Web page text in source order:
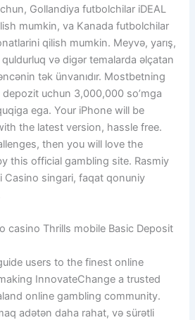
Gollandiya futbolchilar iDEAL
mumkin, va Kanada futbolchilar
qilish mumkin. Meyvə, yarış,
və digər temalarda əlçatan
tək ünvanıdır. Mostbetning
uchun 3,000,000 so’mga
ega. Your iPhone will be
the latest version, hassle free.
then you will love the
this official gambling site. Rasmiy
Casino singari, faqat qonuniy
casino Thrills mobile Basic Deposit
users to the finest online
InnovateChange a trusted
online gambling community.
adətən daha rahat, və sürətli